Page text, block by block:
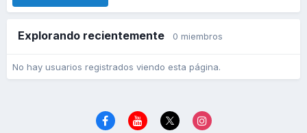
Explorando recientemente 0 miembros
No hay usuarios registrados viendo esta página.